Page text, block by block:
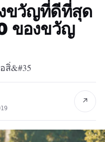
ขวัญที่ดีที่สุด
ของขวัญ
&#35
↗